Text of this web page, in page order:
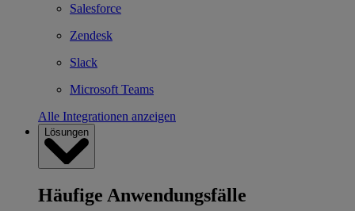
Salesforce
Zendesk
Slack
Microsoft Teams
Alle Integrationen anzeigen
Lösungen
Häufige Anwendungsfälle